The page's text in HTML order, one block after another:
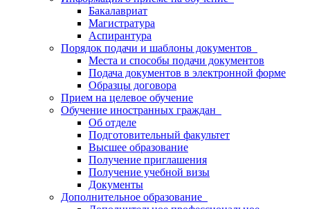
Бакалавриат
Магистратура
Аспирантура
Порядок подачи и шаблоны документов
Места и способы подачи документов
Подача документов в электронной форме
Образцы договора
Прием на целевое обучение
Обучение иностранных граждан
Об отделе
Подготовительный факультет
Высшее образование
Получение приглашения
Получение учебной визы
Документы
Дополнительное образование